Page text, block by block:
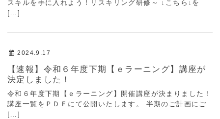
スキルを手に入れよう！リスキリング研修～ ↓こちら↓を
[…]
2024.9.17
【速報】令和６年度下期【ｅラーニング】講座が
決定しました！
令和６年度下期【ｅラーニング】開催講座が決まりました！
講座一覧をＰＤＦにて公開いたします。 半期のご計画にご
[…]